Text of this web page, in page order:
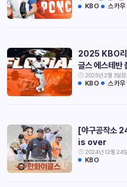
KBO 스카
2025 KBO리
글스 에스테반
2025년 2월 3일장
KBO 스카
[야구공작소
is over
2024년 12월 24
KBO